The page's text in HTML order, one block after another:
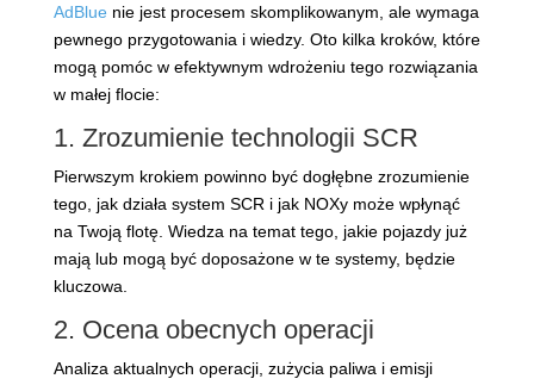
AdBlue nie jest procesem skomplikowanym, ale wymaga
pewnego przygotowania i wiedzy. Oto kilka kroków, które
mogą pomóc w efektywnym wdrożeniu tego rozwiązania
w małej flocie:
1. Zrozumienie technologii SCR
Pierwszym krokiem powinno być dogłębne zrozumienie
tego, jak działa system SCR i jak NOXy może wpłynąć
na Twoją flotę. Wiedza na temat tego, jakie pojazdy już
mają lub mogą być doposażone w te systemy, będzie
kluczowa.
2. Ocena obecnych operacji
Analiza aktualnych operacji, zużycia paliwa i emisji